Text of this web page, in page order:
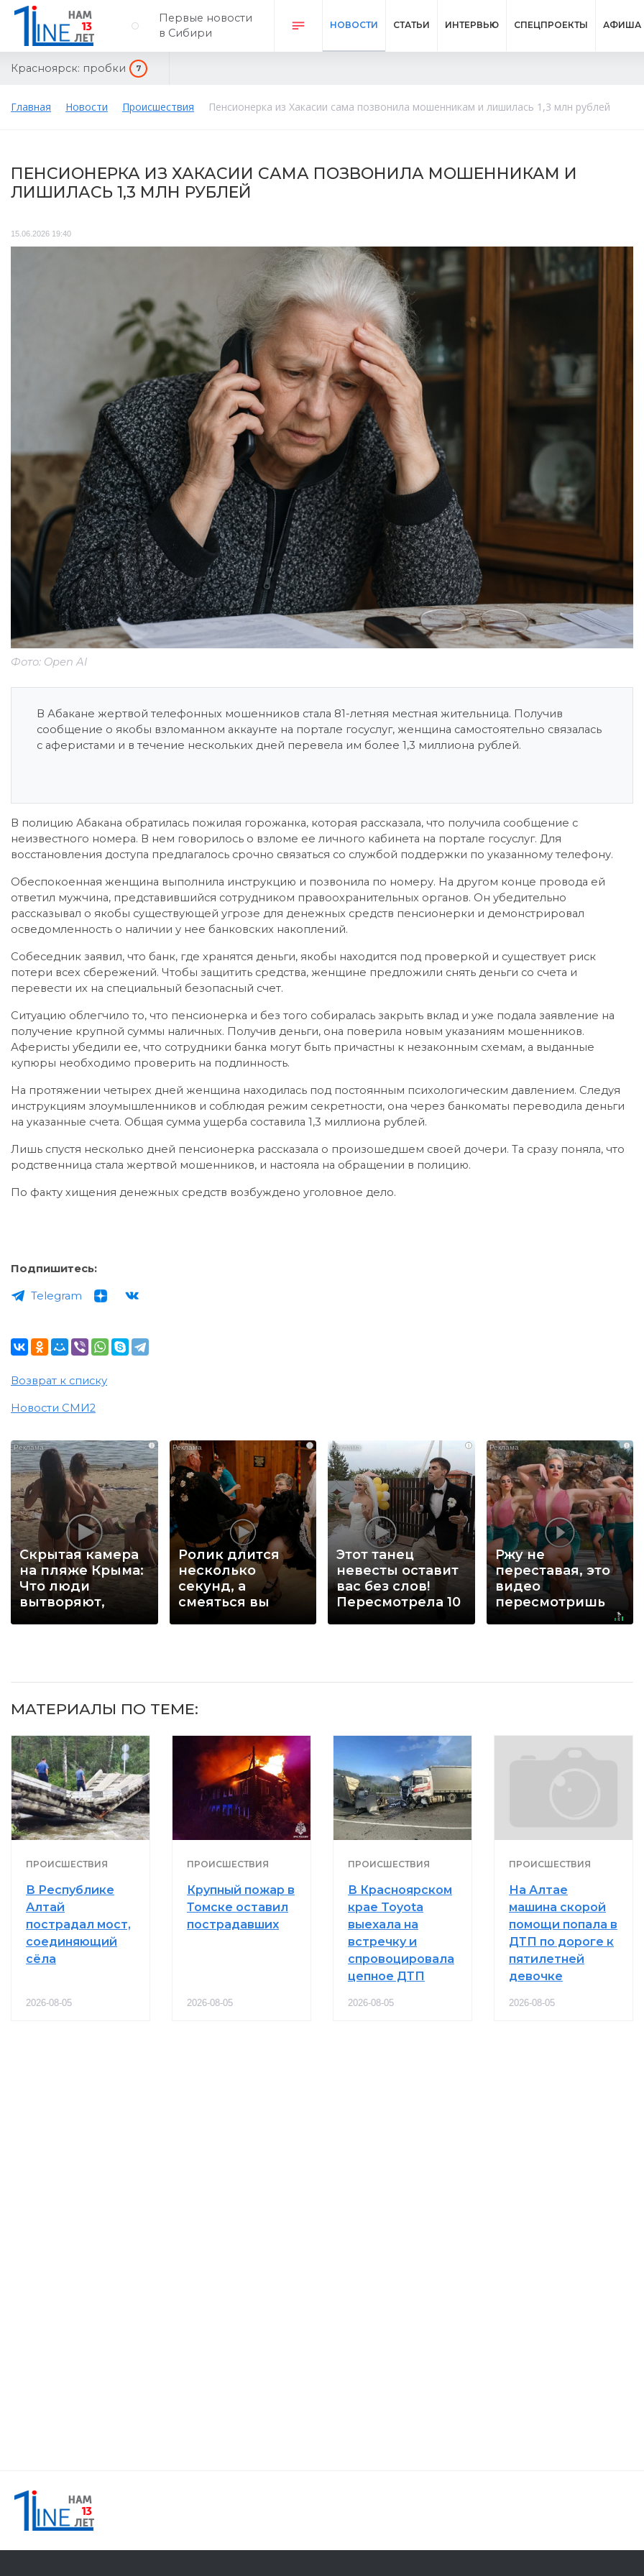
Первые новости
в Сибири
НОВОСТИ СТАТЬИ ИНТЕРВЬЮ СПЕЦПРОЕКТЫ АФИША
Красноярск: пробки 7
Главная Новости Происшествия Пенсионерка из Хакасии сама позвонила мошенникам и лишилась 1,3 млн рублей
ПЕНСИОНЕРКА ИЗ ХАКАСИИ САМА ПОЗВОНИЛА МОШЕННИКАМ И
ЛИШИЛАСЬ 1,3 МЛН РУБЛЕЙ
15.06.2026 19:40
Фото: Open AI
В Абакане жертвой телефонных мошенников стала 81-летняя местная жительница. Получив
сообщение о якобы взломанном аккаунте на портале госуслуг, женщина самостоятельно связалась
с аферистами и в течение нескольких дней перевела им более 1,3 миллиона рублей.
В полицию Абакана обратилась пожилая горожанка, которая рассказала, что получила сообщение с
неизвестного номера. В нем говорилось о взломе ее личного кабинета на портале госуслуг. Для
восстановления доступа предлагалось срочно связаться со службой поддержки по указанному телефону.
Обеспокоенная женщина выполнила инструкцию и позвонила по номеру. На другом конце провода ей
ответил мужчина, представившийся сотрудником правоохранительных органов. Он убедительно
рассказывал о якобы существующей угрозе для денежных средств пенсионерки и демонстрировал
осведомленность о наличии у нее банковских накоплений.
Собеседник заявил, что банк, где хранятся деньги, якобы находится под проверкой и существует риск
потери всех сбережений. Чтобы защитить средства, женщине предложили снять деньги со счета и
перевести их на специальный безопасный счет.
Ситуацию облегчило то, что пенсионерка и без того собиралась закрыть вклад и уже подала заявление на
получение крупной суммы наличных. Получив деньги, она поверила новым указаниям мошенников.
Аферисты убедили ее, что сотрудники банка могут быть причастны к незаконным схемам, а выданные
купюры необходимо проверить на подлинность.
На протяжении четырех дней женщина находилась под постоянным психологическим давлением. Следуя
инструкциям злоумышленников и соблюдая режим секретности, она через банкоматы переводила деньги
на указанные счета. Общая сумма ущерба составила 1,3 миллиона рублей.
Лишь спустя несколько дней пенсионерка рассказала о произошедшем своей дочери. Та сразу поняла, что
родственница стала жертвой мошенников, и настояла на обращении в полицию.
По факту хищения денежных средств возбуждено уголовное дело.
Подпишитесь:
Telegram
Возврат к списку
Новости СМИ2
i
Скрытая камера
на пляже Крыма:
Что люди
вытворяют,
i
Ролик длится
несколько
секунд, а
смеяться вы
i
Этот танец
невесты оставит
вас без слов!
Пересмотрела 10
i
Ржу не
переставая, это
видео
пересмотришь
МАТЕРИАЛЫ ПО ТЕМЕ:
ПРОИСШЕСТВИЯ
В Республике
Алтай
пострадал мост,
соединяющий
сёла
2026-08-05
ПРОИСШЕСТВИЯ
Крупный пожар в
Томске оставил
пострадавших
2026-08-05
ПРОИСШЕСТВИЯ
В Красноярском
крае Toyota
выехала на
встречку и
спровоцировала
цепное ДТП
2026-08-05
ПРОИСШЕСТВИЯ
На Алтае
машина скорой
помощи попала в
ДТП по дороге к
пятилетней
девочке
2026-08-05